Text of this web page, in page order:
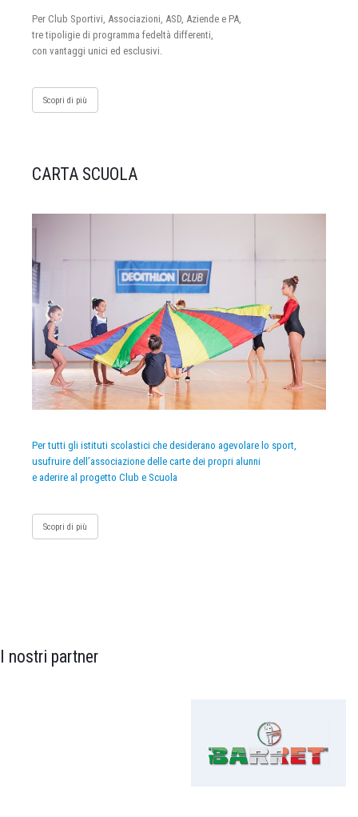
Per Club Sportivi, Associazioni, ASD, Aziende e PA,
tre tipoligie di programma fedeltà differenti,
con vantaggi unici ed esclusivi.
Scopri di più
CARTA SCUOLA
Per tutti gli istituti scolastici che desiderano agevolare lo sport,
usufruire dell’associazione delle carte dei propri alunni
e aderire al progetto Club e Scuola
Scopri di più
I nostri partner